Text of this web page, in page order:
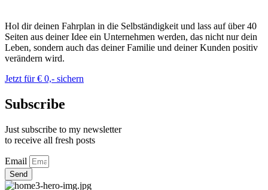
Hol dir deinen Fahrplan in die Selbständigkeit und lass auf über 40
Seiten aus deiner Idee ein Unternehmen werden, das nicht nur dein
Leben, sondern auch das deiner Familie und deiner Kunden positiv
verändern wird.
Jetzt für € 0,- sichern
Subscribe
Just subscribe to my newsletter
to receive all fresh posts
Email
Send